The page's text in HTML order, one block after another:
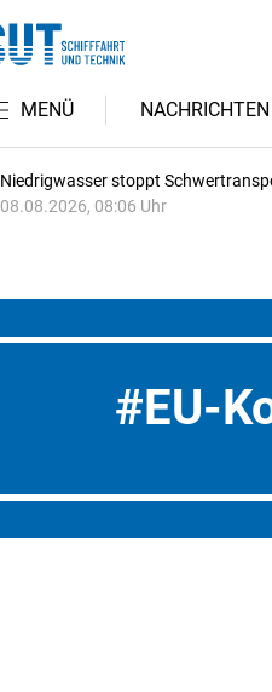
MENÜ NACHRICHTEN
Niedrigwasser stoppt
08.08.2026, 08:06 Uhr
EU-